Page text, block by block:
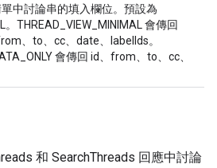
中討論串的填入欄位。預設為
。THREAD_VIEW_MINIMAL 會傳回
、to、cc、date、labelIds。
會傳回 id、from、to、cc、
和 SearchThreads 回應中討論